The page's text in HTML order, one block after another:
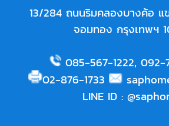
13/284 ถนนริมคลองบางค้อ แ
จอมทอง กรุงเทพฯ
085-567-1222, 092-
02-876-1733
LINE ID :